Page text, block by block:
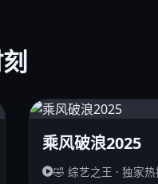
乘风破浪2025
🤣 综艺之王 · 独家热